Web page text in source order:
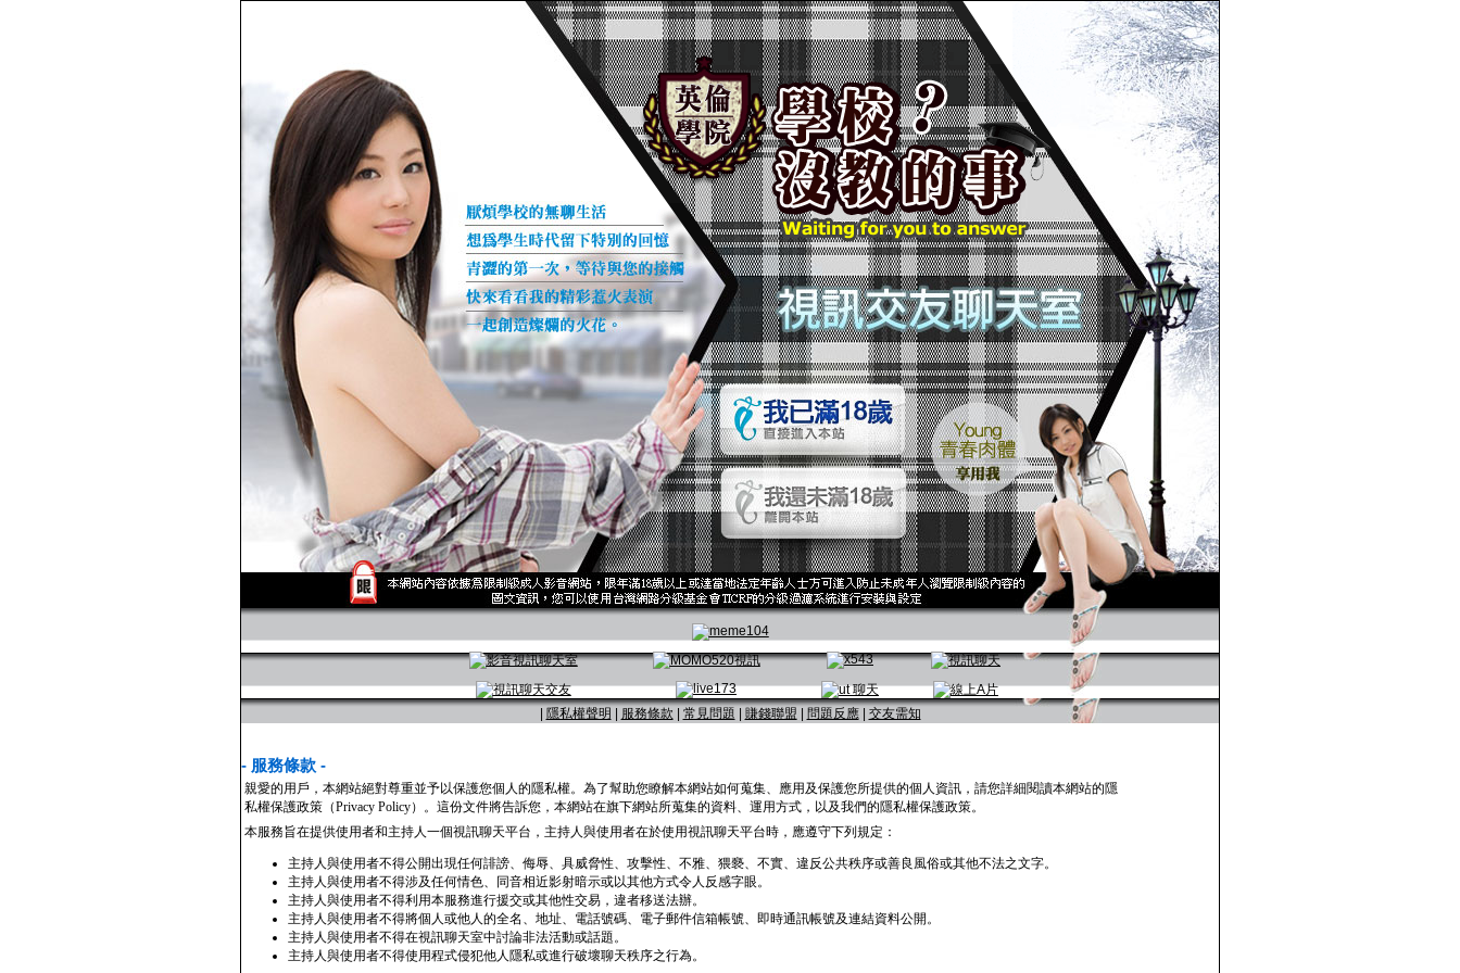
隱私權聲明 服務條款 常見問題 賺錢聯盟 問題反應| 交友需知
- 服務條款 -
親愛的用戶，本網站絕對尊重並予以保護您個人的隱私權。為了幫助您瞭解本網站如何蒐集、應用及保護您所提供的個人資訊，請您詳細閱讀本網站的隱
私權保護政策（Privacy Policy）。這份文件將告訴您，本網站在旗下網站所蒐集的資料、運用方式，以及我們的隱私權保護政策。
本服務旨在提供使用者和主持人一個視訊聊天平台，主持人與使用者在於使用視訊聊天平台時，應遵守下列規定：
主持人與使用者不得公開出現任何誹謗、侮辱、具威脅性、攻擊性、不雅、猥褻、不實、違反公共秩序或善良風俗或其他不法之文字。
主持人與使用者不得涉及任何情色、同音相近影射暗示或以其他方式令人反感字眼。
主持人與使用者不得利用本服務進行援交或其他性交易，違者移送法辦。
主持人與使用者不得將個人或他人的全名、地址、電話號碼、電子郵件信箱帳號、即時通訊帳號及連結資料公開。
主持人與使用者不得在視訊聊天室中討論非法活動或話題。
主持人與使用者不得使用程式侵犯他人隱私或進行破壞聊天秩序之行為。